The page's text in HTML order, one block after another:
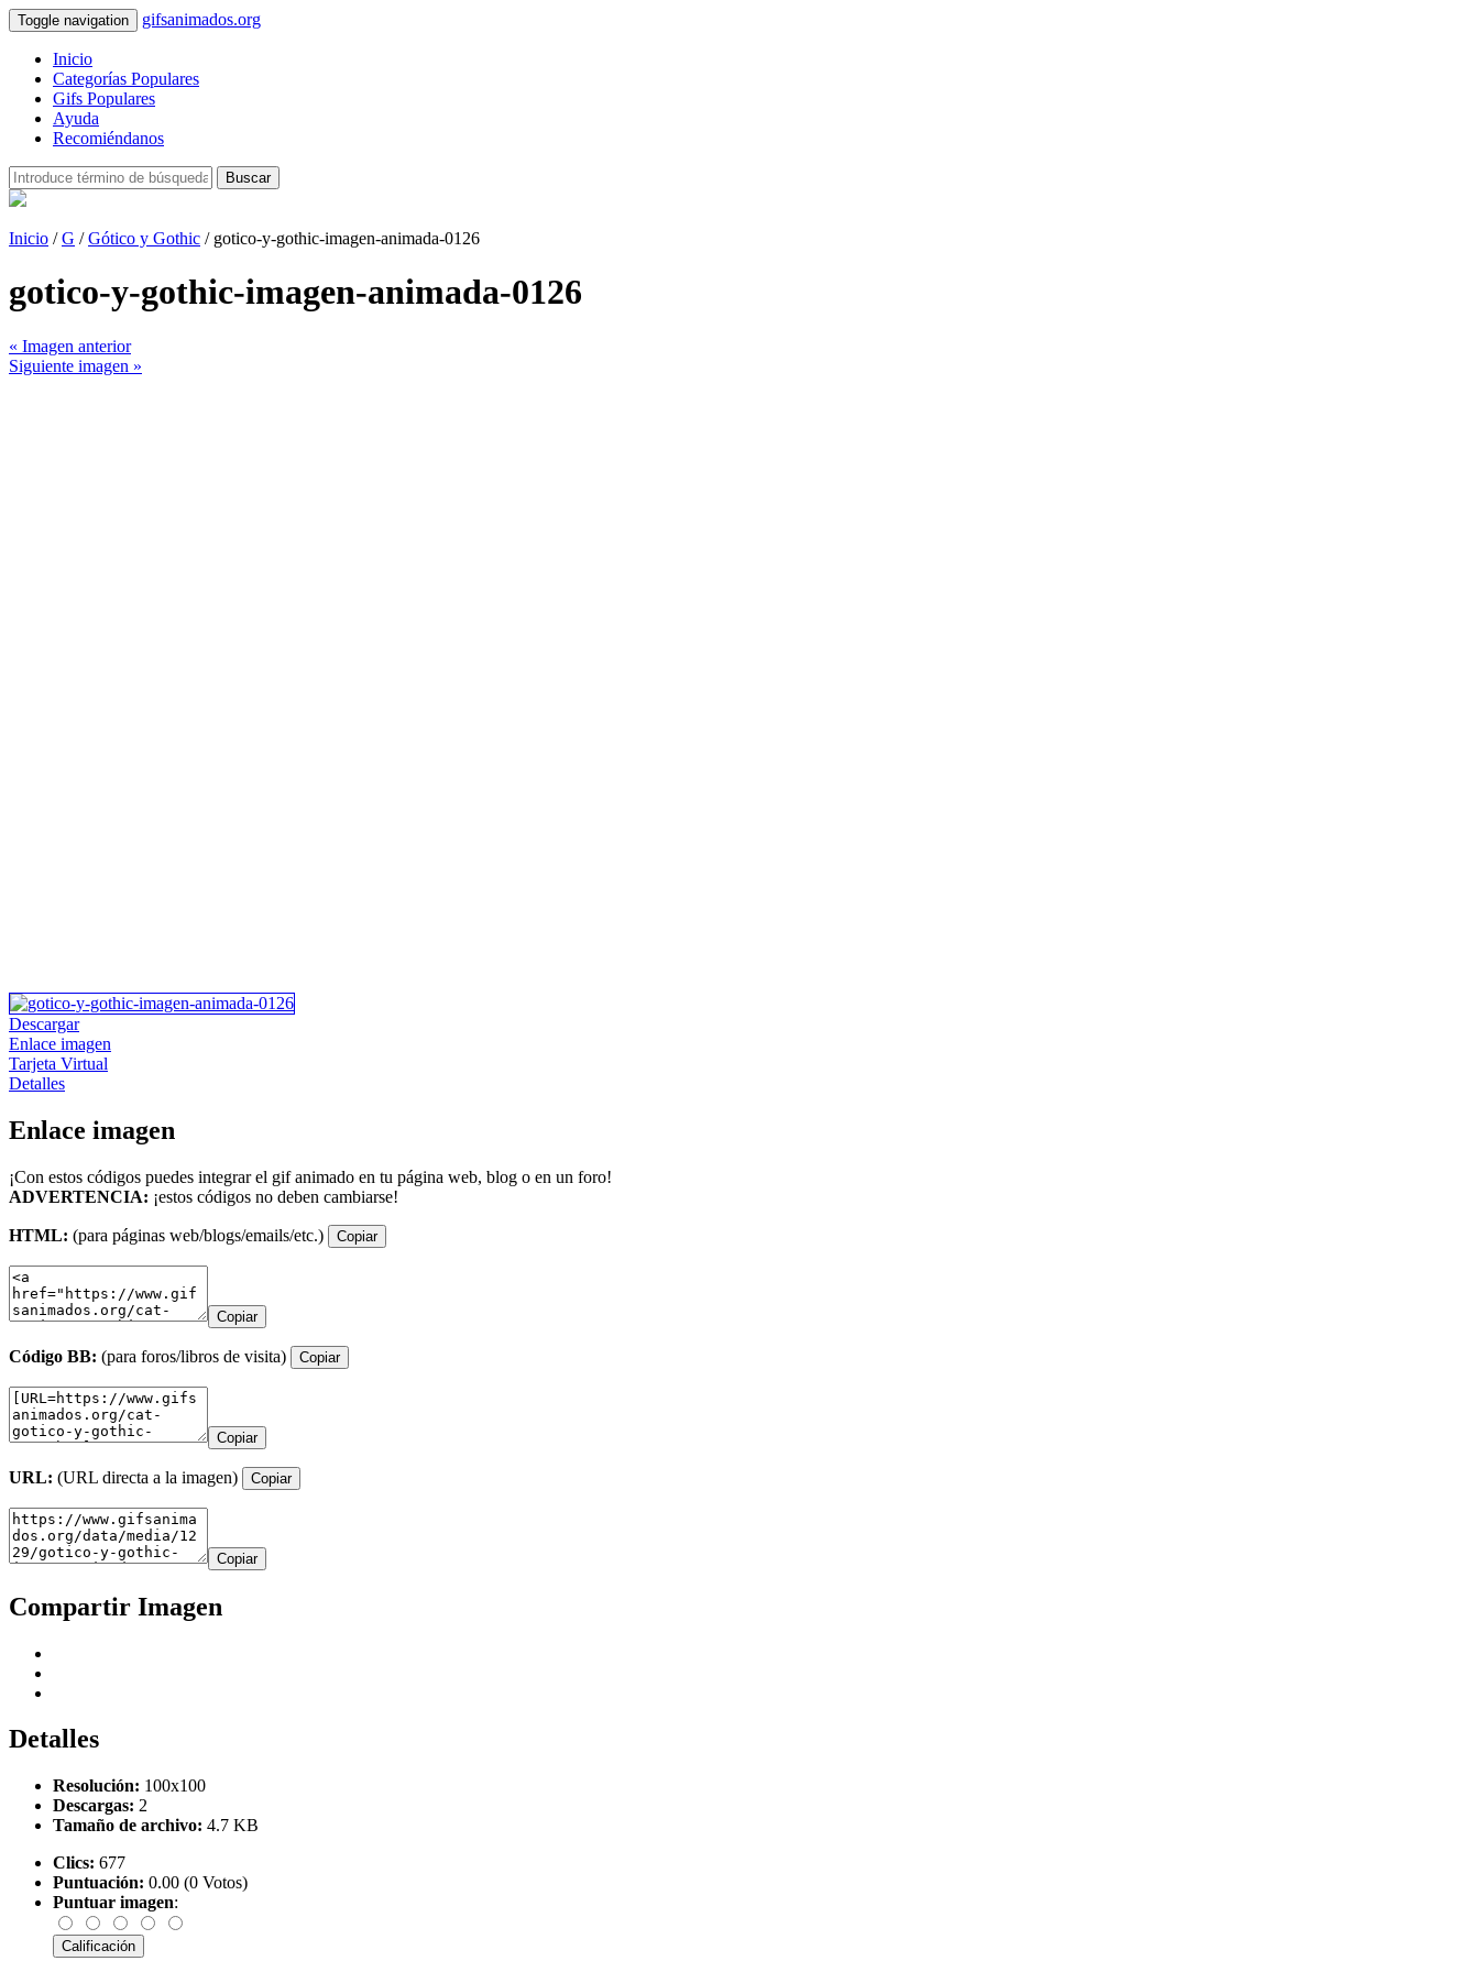
Toggle navigation gifsanimados.org
Inicio
Categorías Populares
Gifs Populares
Ayuda
Recomiéndanos
Buscar
Inicio /G /Gótico y Gothic / gotico-y-gothic-imagen-animada-0126
gotico-y-gothic-imagen-animada-0126
« Imagen anterior
Siguiente imagen »
Descargar
Enlace imagen
Tarjeta Virtual
Detalles
Enlace imagen
¡Con estos códigos puedes integrar el gif animado en tu página web, blog o en un foro!
ADVERTENCIA: ¡estos códigos no deben cambiarse!
HTML: (para páginas web/blogs/emails/etc.) Copiar
Copiar
Código BB: (para foros/libros de visita) Copiar
Copiar
URL: (URL directa a la imagen) Copiar
Copiar
Compartir Imagen
Detalles
Resolución: 100x100
Descargas: 2
Tamaño de archivo: 4.7 KB
Clics: 677
Puntuación: 0.00 (0 Votos)
Puntuar imagen: